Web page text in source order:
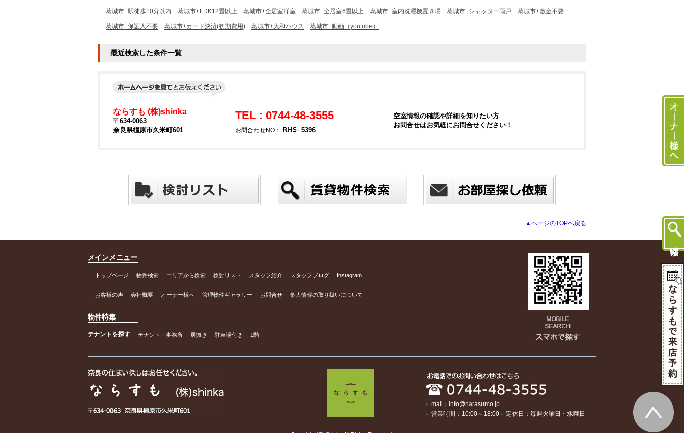
葛城市+駅徒歩10分以内 葛城市+LDK12畳以上 葛城市+全居室洋室 葛城市+全居室6畳以上 葛城市+室内洗濯機置き場 葛城市+シャッター雨戸 葛城市+敷金不要
葛城市+保証人不要 葛城市+カード決済(初期費用) 葛城市+大和ハウス 葛城市+動画（youtube）
最近検索した条件一覧
ならすも (株)shinka
〒634-0063
奈良県橿原市久米町601
TEL : 0744-48-3555
お問合わせNO： 5396
空室情報の確認や詳細を知りたい方
お問合せはお気軽にお問合せください！
▲ページのTOPへ戻る
メインメニュー
トップページ 物件検索 エリアから検索 検討リスト スタッフ紹介 スタッフブログ Instagram
お客様の声 会社概要 オーナー様へ 管理物件ギャラリー お問合せ 個人情報の取り扱いについて
物件特集
テナントを探す テナント・事務所 居抜き 駐車場付き 1階
mail：info@narasumo.jp
営業時間：10:00～18:00
定休日：毎週火曜日・水曜日